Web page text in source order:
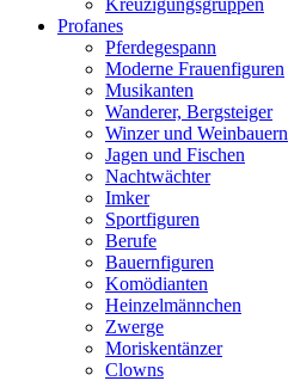
Kreuzigungsgruppen
Profanes
Pferdegespann
Moderne Frauenfiguren
Musikanten
Wanderer, Bergsteiger
Winzer und Weinbauern
Jagen und Fischen
Nachtwächter
Imker
Sportfiguren
Berufe
Bauernfiguren
Komödianten
Heinzelmännchen
Zwerge
Moriskentänzer
Clowns